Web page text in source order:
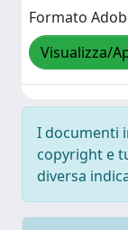
Formato
Visualizza/
I documenti
copyright e
diversa